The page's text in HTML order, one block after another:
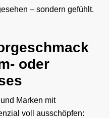
– sondern gefühlt.
oder
Marken mit
voll ausschöpfen: